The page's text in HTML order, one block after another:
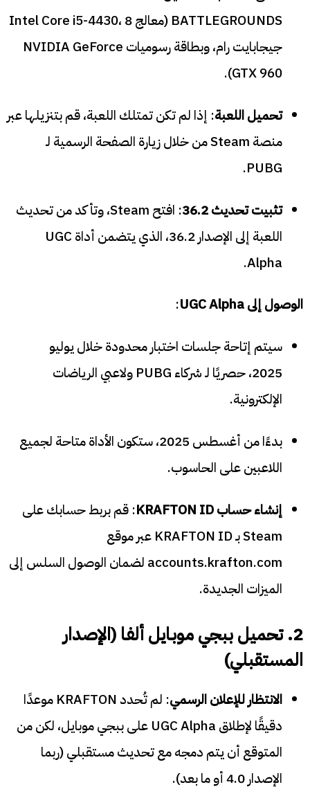
BATTLEGROUNDS (معالج Intel Core i5-4430، 8
جيجابايت رام، وبطاقة رسوميات NVIDIA GeForce
GTX 960).
تحميل اللعبة: إذا لم تكن تمتلك اللعبة، قم بتنزيلها عبر
منصة Steam من خلال زيارة الصفحة الرسمية لـ
PUBG.
تثبيت تحديث 36.2
: افتح Steam، وتأكد من تحديث
اللعبة إلى الإصدار 36.2، الذي يتضمن أداة UGC
Alpha.
الوصول إلى UGC Alpha :
سيتم إتاحة جلسات اختبار محدودة خلال يوليو
2025، حصريًا لـ شركاء PUBG ولاعبي الرياضات
الإلكترونية.
بدءًا من أغسطس 2025، ستكون الأداة متاحة لجميع
اللاعبين على الحاسوب.
إنشاء حساب KRAFTON ID
: قم بربط حسابك على
Steam بـ KRAFTON ID عبر موقع
accounts.krafton.com لضمان الوصول السلس إلى
الميزات الجديدة.
2. تحميل ببجي موبايل ألفا (الإصدار
المستقبلي)
الانتظار للإعلان الرسمي
: لم تُحدد KRAFTON موعدًا
دقيقًا لإطلاق UGC Alpha على ببجي موبايل، لكن من
المتوقع أن يتم دمجه مع تحديث مستقبلي (ربما
الإصدار 4.0 أو ما بعد).